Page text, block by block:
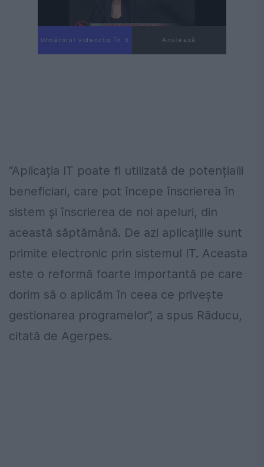
Următorul videoclip în 4 Anulează
“Aplicația IT poate fi utilizată de potențialii
beneficiari, care pot începe înscrierea în
sistem și înscrierea de noi apeluri, din
această săptămână. De azi aplicațiile sunt
primite electronic prin sistemul IT. Aceasta
este o reformă foarte importantă pe care
dorim să o aplicăm în ceea ce privește
gestionarea programelor”, a spus Răducu,
citată de Agerpes.